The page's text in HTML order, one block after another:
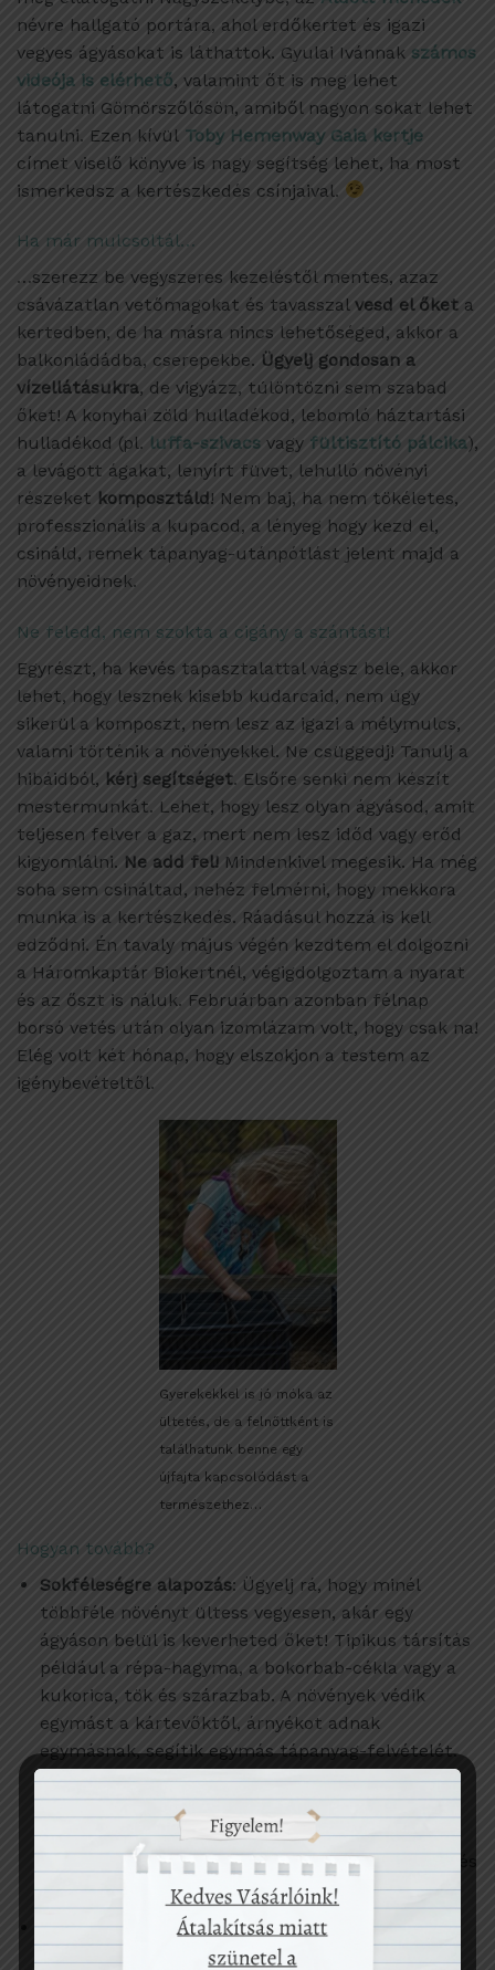
névre hallgató portára, ahol erdőkertet és igazi
vegyes ágyásokat is láthattok. Gyulai Ivánnak számos
videója is elérhető, valamint őt is meg lehet
látogatni Gömörszőlősön, amiből nagyon sokat lehet
tanulni. Ezen kívül Toby Hemenway Gaia kertje
címet viselő könyve is nagy segítség lehet, ha most
ismerkedsz a kertészkedés csínjaival.
Ha már mulcsoltál…
…szerezz be vegyszeres kezeléstől mentes, azaz
csávázatlan vetőmagokat és tavasszal vesd el őket a
kertedben, de ha másra nincs lehetőséged, akkor a
balkonládádba, cserepekbe. Ügyelj gondosan a
vízellátásukra, de vigyázz, túlöntözni sem szabad
őket! A konyhai zöld hulladékod, lebomló háztartási
hulladékod (pl. luffa-szivacs vagy fültisztító pálcika),
a levágott ágakat, lenyírt füvet, lehulló növényi
részeket komposztáld! Nem baj, ha nem tökéletes,
professzionális a kupacod, a lényeg hogy kezd el,
csináld, remek tápanyag-utánpótlást jelent majd a
növényeidnek.
Ne feledd, nem szokta a cigány a szántást!
Egyrészt, ha kevés tapasztalattal vágsz bele, akkor
lehet, hogy lesznek kisebb kudarcaid, nem úgy
sikerül a komposzt, nem lesz az igazi a mélymulcs,
valami történik a növényekkel. Ne csüggedj! Tanulj a
hibáidból, kérj segítséget. Elsőre senki nem készít
mestermunkát. Lehet, hogy lesz olyan ágyásod, amit
teljesen felver a gaz, mert nem lesz időd vagy erőd
kigyomlálni. Ne add fel! Mindenkivel megesik. Ha még
soha sem csináltad, nehéz felmérni, hogy mekkora
munka is a kertészkedés. Ráadásul hozzá is kell
edződni. Én tavaly május végén kezdtem el dolgozni
a Háromkaptár Biokertnél, végigdolgoztam a nyarat
és az őszt is náluk. Februárban azonban félnap
borsó vetés után olyan izomlázam volt, hogy csak na!
Elég volt két hónap, hogy elszokjon a testem az
igénybevételtől.
Gyerekekkel is jó móka az
ültetés, de a felnőttként is
találhatunk benne egy
újfajta kapcsolódást a
természethez…
Hogyan tovább?
Sokféleségre alapozás: Ügyelj rá, hogy minél
többféle növényt ültess vegyesen, akár egy
ágyáson belül is keverheted őket! Tipikus társítás
például a répa-hagyma, a bokorbab-cékla vagy a
kukorica, tök és szárazbab. A növények védik
egymást a kártevőktől, árnyékot adnak
egymásnak, segítik egymás tápanyag-felvételét.
Támaszkodj a tájfajtákra, azaz környékedre
jellemző fajtákra. Ezek ellenállóbbak lesznek a
tájegység klimatikus jellemzőinek és a
betegségeknek. Ráadásul különleges formáikkal és
színeikkel kerted díszei lesznek!
Kemikáliák minimalizálása: Műtrágyák helyett
mulcsolj, használj szerves trágyát vagy vess